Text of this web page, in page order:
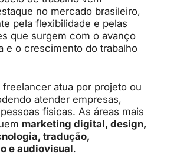
no mercado brasileiro,
pela flexibilidade e pelas
que surgem com o avanço
e o crescimento do trabalho
freelancer atua por projeto ou
atender empresas,
físicas. As áreas mais
marketing digital, design,
tradução,
e audiovisual.